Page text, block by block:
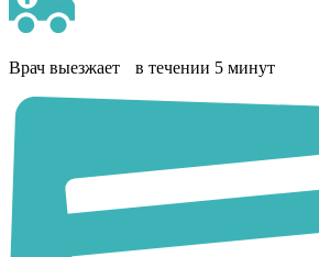
Врач выезжает в течении 5 минут